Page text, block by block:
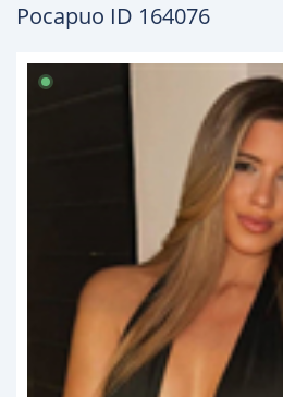
Pocapuo ID 164076